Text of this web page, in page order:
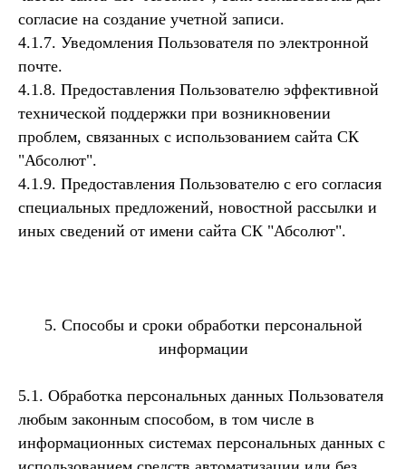
согласие на создание учетной записи.
4.1.7. Уведомления Пользователя по электронной
почте.
4.1.8. Предоставления Пользователю эффективной
технической поддержки при возникновении
проблем, связанных с использованием сайта СК
"Абсолют".
4.1.9. Предоставления Пользователю с его согласия
специальных предложений, новостной рассылки и
иных сведений от имени сайта СК "Абсолют".
5. Способы и сроки обработки персональной
информации
5.1. Обработка персональных данных Пользователя
любым законным способом, в том числе в
информационных системах персональных данных с